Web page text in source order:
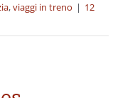
,viaggi in treno | 12